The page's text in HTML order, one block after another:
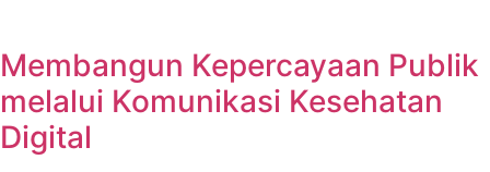
Membangun Kepercayaan Publik
melalui Komunikasi Kesehatan
Digital